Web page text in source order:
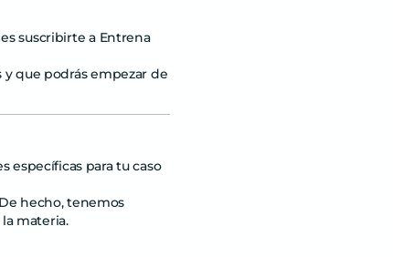
suscribirte a Entrena
que podrás empezar de
específicas para tu caso
hecho, tenemos
materia.